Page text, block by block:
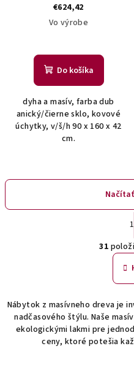
€624,42
Vo výrobe
Do košíka
dyha a masív, farba dub
anický/čierne sklo, kovové
úchytky, v/š/h 90 x 160 x 42
cm.
1
31
Nábytok z masívneho dreva je
nadčasového štýlu. Naše
ekologickými lakmi pre
ceny, ktoré potešia